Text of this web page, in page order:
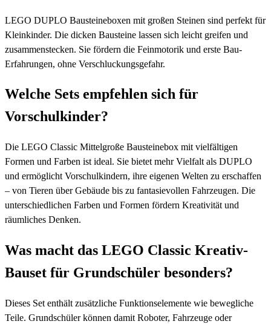
LEGO DUPLO Bausteineboxen mit großen Steinen sind perfekt für
Kleinkinder. Die dicken Bausteine lassen sich leicht greifen und
zusammenstecken. Sie fördern die Feinmotorik und erste Bau-
Erfahrungen, ohne Verschluckungsgefahr.
Welche Sets empfehlen sich für
Vorschulkinder?
Die LEGO Classic Mittelgroße Bausteinebox mit vielfältigen
Formen und Farben ist ideal. Sie bietet mehr Vielfalt als DUPLO
und ermöglicht Vorschulkindern, ihre eigenen Welten zu erschaffen
– von Tieren über Gebäude bis zu fantasievollen Fahrzeugen. Die
unterschiedlichen Farben und Formen fördern Kreativität und
räumliches Denken.
Was macht das LEGO Classic Kreativ-
Bauset für Grundschüler besonders?
Dieses Set enthält zusätzliche Funktionselemente wie bewegliche
Teile. Grundschüler können damit Roboter, Fahrzeuge oder